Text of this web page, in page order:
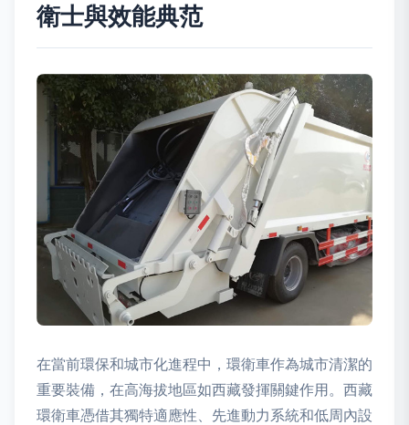
衛士與效能典范
在當前環保和城市化進程中，環衛車作為城市清潔的
重要裝備，在高海拔地區如西藏發揮關鍵作用。西藏
環衛車憑借其獨特適應性、先進動力系統和低周內設